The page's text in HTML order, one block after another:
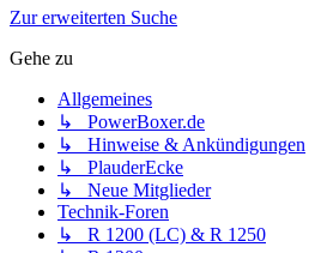
Zur erweiterten Suche
Gehe zu
Allgemeines
↳ PowerBoxer.de
↳ Hinweise & Ankündigungen
↳ PlauderEcke
↳ Neue Mitglieder
Technik-Foren
↳ R 1200 (LC) & R 1250